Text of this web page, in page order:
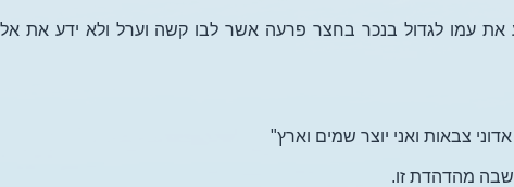
את עמו לגדול בנכר בחצר פרעה אשר לבו קשה וערל ולא ידע את
צבאות ואני יוצר שמים וארץ"
מהדהדת זו.